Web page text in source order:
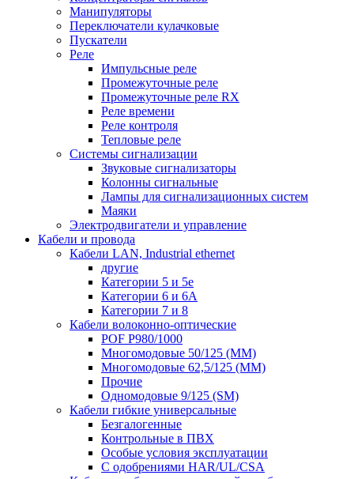
Манипуляторы
Переключатели кулачковые
Пускатели
Реле
Импульсные реле
Промежуточные реле
Промежуточные реле RX
Реле времени
Реле контроля
Тепловые реле
Системы сигнализации
Звуковые сигнализаторы
Колонны сигнальные
Лампы для сигнализационных систем
Маяки
Электродвигатели и управление
Кабели и провода
Кабели LAN, Industrial ethernet
другие
Категории 5 и 5е
Категории 6 и 6A
Категории 7 и 8
Кабели волоконно-оптические
POF P980/1000
Многомодовые 50/125 (ММ)
Многомодовые 62,5/125 (ММ)
Прочие
Одномодовые 9/125 (SM)
Кабели гибкие универсальные
Безгалогенные
Контрольные в ПВХ
Особые условия эксплуатации
С одобрениями HAR/UL/CSA